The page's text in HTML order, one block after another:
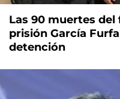
Las 90 muertes
prisión García
detención